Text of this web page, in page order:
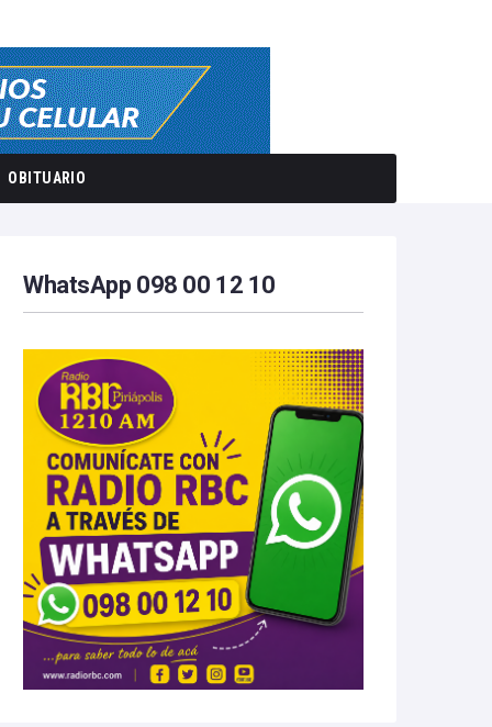
OBITUARIO
WhatsApp 098 00 12 10